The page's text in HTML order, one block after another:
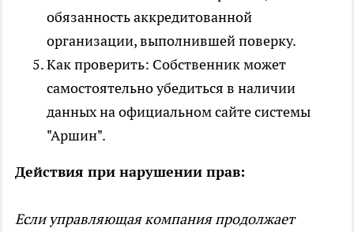
обязанность аккредитованной
организации, выполнившей поверку.
Как проверить: Собственник может
самостоятельно убедиться в наличии
данных на официальном сайте системы
"Аршин".
Действия при нарушении прав:
Если управляющая компания продолжает